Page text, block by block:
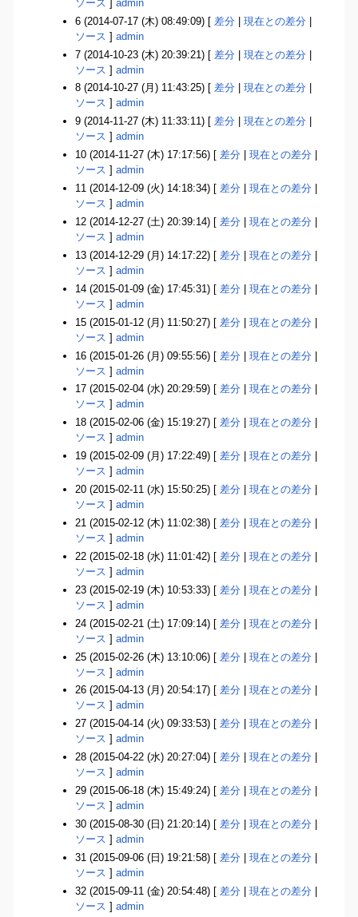
ソース ]admin
6 (2014-07-17 (木) 08:49:09) [ 差分 |現在との差分 |
ソース ]admin
7 (2014-10-23 (木) 20:39:21) [ 差分 |現在との差分 |
ソース ]admin
8 (2014-10-27 (月) 11:43:25) [差分 |現在との差分
ソース ]admin
9 (2014-11-27 (木) 11:33:11) [差分 |現在との差分
ソース ]admin
10 (2014-11-27 (木) 17:17:56) [差分 |現在との差分
ソース ]admin
11 (2014-12-09 (火) 14:18:34) [差分 |現在との差分
ソース ]admin
12 (2014-12-27 (土) 20:39:14) [ 差分 |現在との差分
ソース ]admin
13 (2014-12-29 (月) 14:17:22) [ 差分 |現在との差分
ソース ]admin
14 (2015-01-09 (金) 17:45:31) [ 差分 |現在との差分
ソース ]admin
15 (2015-01-12 (月) 11:50:27) [ 差分 |現在との差分 |
ソース ]admin
16 (2015-01-26 (月) 09:55:56) [ 差分 |現在との差分 |
ソース ]admin
17 (2015-02-04 (水) 20:29:59) [差分 |現在との差分
ソース ]admin
18 (2015-02-06 (金) 15:19:27) [差分 |現在との差分
ソース ]admin
19 (2015-02-09 (月) 17:22:49) [差分 |現在との差分
ソース ]admin
20 (2015-02-11 (水) 15:50:25) [差分 |現在との差分
ソース ]admin
21 (2015-02-12 (木) 11:02:38) [ 差分 |現在との差分
ソース ]admin
22 (2015-02-18 (水) 11:01:42) [ 差分 |現在との差分
ソース ]admin
23 (2015-02-19 (木) 10:53:33) [ 差分 |現在との差分
ソース ]admin
24 (2015-02-21 (土) 17:09:14) [ 差分 |現在との差分 |
ソース ]admin
25 (2015-02-26 (木) 13:10:06) [ 差分 |現在との差分 |
ソース ]admin
26 (2015-04-13 (月) 20:54:17) [差分 |現在との差分
ソース ]admin
27 (2015-04-14 (火) 09:33:53) [差分 |現在との差分
ソース ]admin
28 (2015-04-22 (水) 20:27:04) [差分 |現在との差分
ソース ]admin
29 (2015-06-18 (木) 15:49:24) [差分 |現在との差分
ソース ]admin
30 (2015-08-30 (日) 21:20:14) [差分 |現在との差分
ソース ]admin
31 (2015-09-06 (日) 19:21:58) [ 差分 |現在との差分
ソース ]admin
32 (2015-09-11 (金) 20:54:48) [ 差分 |現在との差分
ソース ]admin